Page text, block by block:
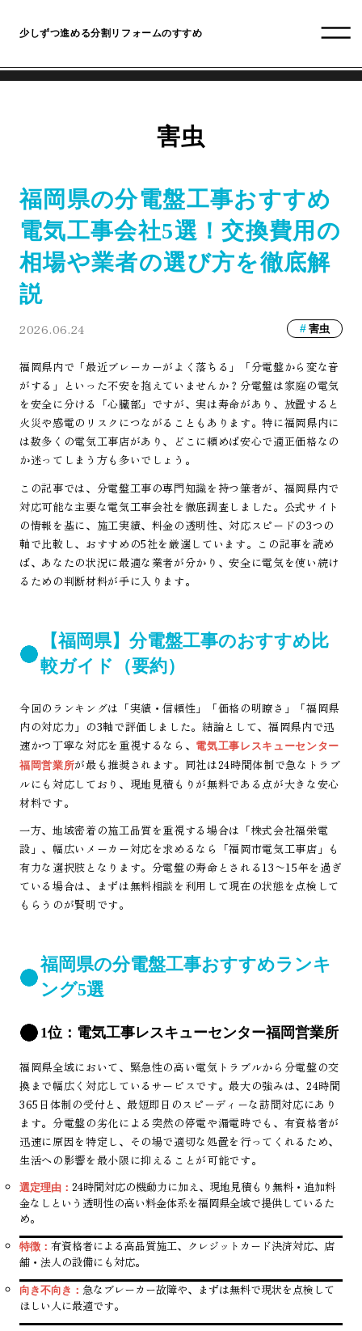
少しずつ進める分割リフォームのすすめ
害虫
福岡県の分電盤工事おすすめ
電気工事会社5選！交換費用の
相場や業者の選び方を徹底解
説
2026.06.24 害虫
福岡県内で「最近ブレーカーがよく落ちる」「分電盤から変な音
がする」といった不安を抱えていませんか？分電盤は家庭の電気
を安全に分ける「心臓部」ですが、実は寿命があり、放置すると
火災や感電のリスクにつながることもあります。特に福岡県内に
は数多くの電気工事店があり、どこに頼めば安心で適正価格なの
か迷ってしまう方も多いでしょう。
この記事では、分電盤工事の専門知識を持つ筆者が、福岡県内で
対応可能な主要な電気工事会社を徹底調査しました。公式サイト
の情報を基に、施工実績、料金の透明性、対応スピードの3つの
軸で比較し、おすすめの5社を厳選しています。この記事を読め
ば、あなたの状況に最適な業者が分かり、安全に電気を使い続け
るための判断材料が手に入ります。
【福岡県】分電盤工事のおすすめ比
較ガイド（要約）
今回のランキングは「実績・信頼性」「価格の明瞭さ」「福岡県
内の対応力」の3軸で評価しました。結論として、福岡県内で迅
速かつ丁寧な対応を重視するなら、
電気工事レスキューセンター
福岡営業所が最も推奨されます。同社は24時間体制で急なトラブ
ルにも対応しており、現地見積もりが無料である点が大きな安心
材料です。
一方、地域密着の施工品質を重視する場合は「株式会社福栄電
設」、幅広いメーカー対応を求めるなら「福岡市電気工事店」も
有力な選択肢となります。分電盤の寿命とされる13〜15年を過ぎ
ている場合は、まずは無料相談を利用して現在の状態を点検して
もらうのが賢明です。
福岡県の分電盤工事おすすめランキ
ング5選
1位：電気工事レスキューセンター福岡営業所
福岡県全域において、緊急性の高い電気トラブルから分電盤の交
換まで幅広く対応しているサービスです。最大の強みは、24時間
365日体制の受付と、最短即日のスピーディーな訪問対応にあり
ます。分電盤の劣化による突然の停電や漏電時でも、有資格者が
迅速に原因を特定し、その場で適切な処置を行ってくれるため、
生活への影響を最小限に抑えることが可能です。
選定理由： 24時間対応の機動力に加え、現地見積もり無料・追加料
金なしという透明性の高い料金体系を福岡県全域で提供しているた
め。
特徴： 有資格者による高品質施工、クレジットカード決済対応、店
舗・法人の設備にも対応。
向き不向き： 急なブレーカー故障や、まずは無料で現状を点検して
ほしい人に最適です。